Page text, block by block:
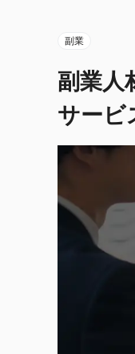
副業
副業人
サービ